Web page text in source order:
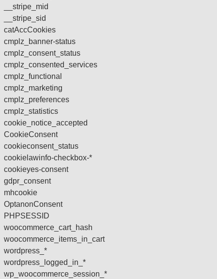
__stripe_mid
__stripe_sid
catAccCookies
cmplz_banner-status
cmplz_consent_status
cmplz_consented_services
cmplz_functional
cmplz_marketing
cmplz_preferences
cmplz_statistics
cookie_notice_accepted
CookieConsent
cookieconsent_status
cookielawinfo-checkbox-*
cookieyes-consent
gdpr_consent
mhcookie
OptanonConsent
PHPSESSID
woocommerce_cart_hash
woocommerce_items_in_cart
wordpress_*
wordpress_logged_in_*
wp_woocommerce_session_*